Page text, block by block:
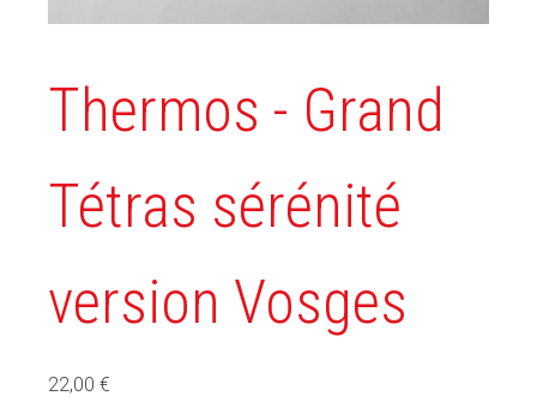
Thermos - Grand
Tétras sérénité
version Vosges
22,00 €